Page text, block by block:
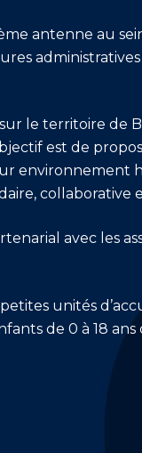
antenne au
le territoire de
est de
environnement
collaborative
avec les
unités
de 0 à 18 ans